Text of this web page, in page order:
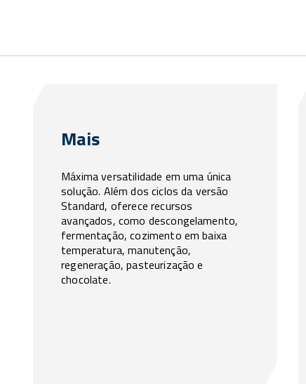
Mais
Máxima versatilidade em uma única
solução. Além dos ciclos da versão
Standard, oferece recursos
avançados, como descongelamento,
fermentação, cozimento em baixa
temperatura, manutenção,
regeneração, pasteurização e
chocolate.